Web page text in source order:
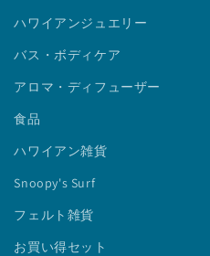
ハワイアンジュエリー
バス・ボディケア
アロマ・ディフューザー
食品
ハワイアン雑貨
Snoopy's Surf
フェルト雑貨
お買い得セット